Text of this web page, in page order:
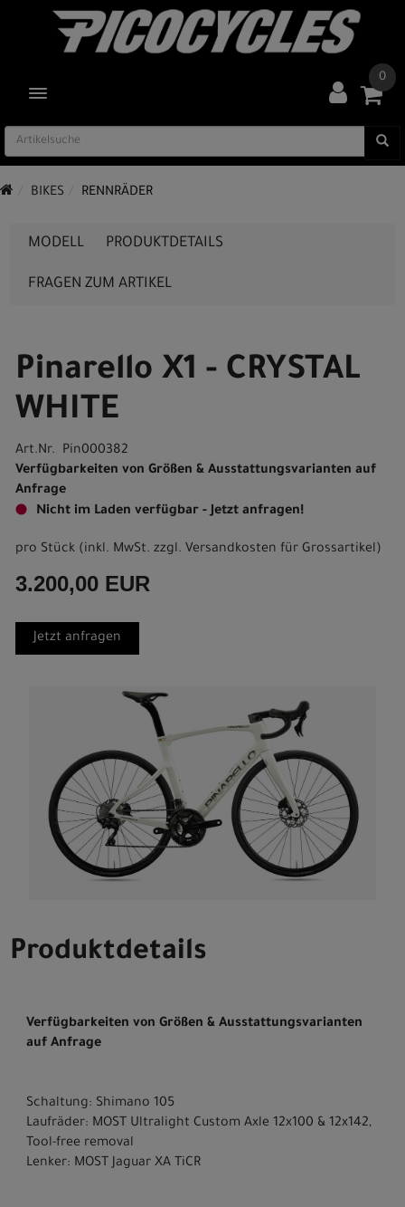
TOGGLE NAVIGATION
0
BIKES RENNRÄDER
MODELL PRODUKTDETAILS
FRAGEN ZUM ARTIKEL
Pinarello X1 - CRYSTAL
WHITE
Art.Nr. Pin000382
Verfügbarkeiten von Größen & Ausstattungsvarianten auf
Anfrage
Nicht im Laden verfügbar - Jetzt anfragen!
pro Stück (inkl. MwSt. zzgl. Versandkosten für Grossartikel)
3.200,00 EUR
Jetzt anfragen
Produktdetails
Verfügbarkeiten von Größen & Ausstattungsvarianten
auf Anfrage
Schaltung: Shimano 105
Laufräder: MOST Ultralight Custom Axle 12x100 & 12x142,
Tool-free removal
Lenker: MOST Jaguar XA TiCR